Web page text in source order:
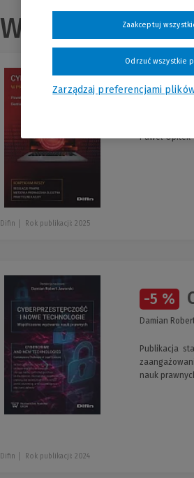
Wszystkie
-5 %
Paweł Opitek
Difin Rok publikacji: 2025
-5 %
Damian
Publikacja
nauk
Difin Rok publikacji: 2024
Zarządzaj preferencjami
Odrzuć wszystkie
Zaakceptuj